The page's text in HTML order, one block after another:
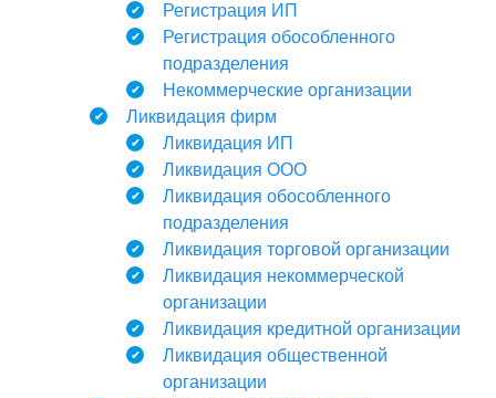
Регистрация ИП
Регистрация обособленного
подразделения
Некоммерческие организации
Ликвидация фирм
Ликвидация ИП
Ликвидация ООО
Ликвидация обособленного
подразделения
Ликвидация торговой организации
Ликвидация некоммерческой
организации
Ликвидация кредитной организации
Ликвидация общественной
организации